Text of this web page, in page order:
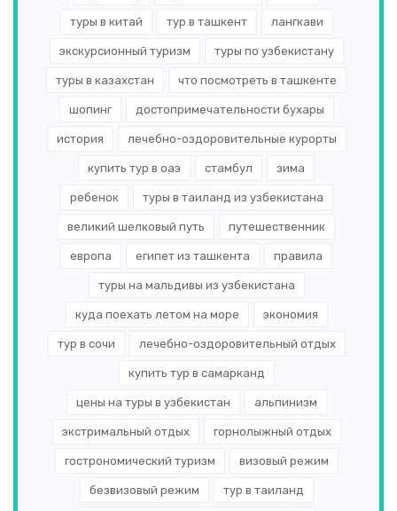
туры в китай тур в ташкент лангкави
экскурсионный туризм туры по узбекистану
туры в казахстан что посмотреть в ташкенте
шопинг достопримечательности бухары
история лечебно-оздоровительные курорты
купить тур в оаэ стамбул зима
ребенок туры в таиланд из узбекистана
великий шелковый путь путешественник
европа египет из ташкента правила
туры на мальдивы из узбекистана
куда поехать летом на море экономия
тур в сочи лечебно-оздоровительный отдых
купить тур в самарканд
цены на туры в узбекистан альпинизм
экстримальный отдых горнолыжный отдых
гострономический туризм визовый режим
безвизовый режим тур в таиланд